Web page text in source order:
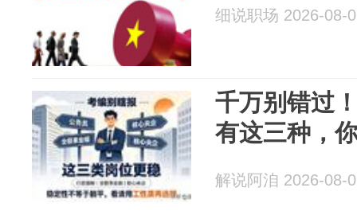
细说职场 2026-08-
千万别错过
有这三种，
解说阿洎 2026-08-